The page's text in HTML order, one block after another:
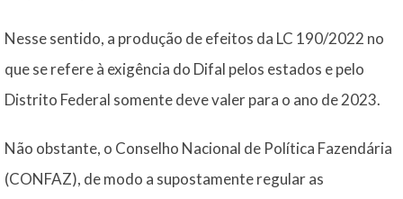
Nesse sentido, a produção de efeitos da LC 190/2022 no
que se refere à exigência do Difal pelos estados e pelo
Distrito Federal somente deve valer para o ano de 2023.
Não obstante, o Conselho Nacional de Política Fazendária
(CONFAZ), de modo a supostamente regular as